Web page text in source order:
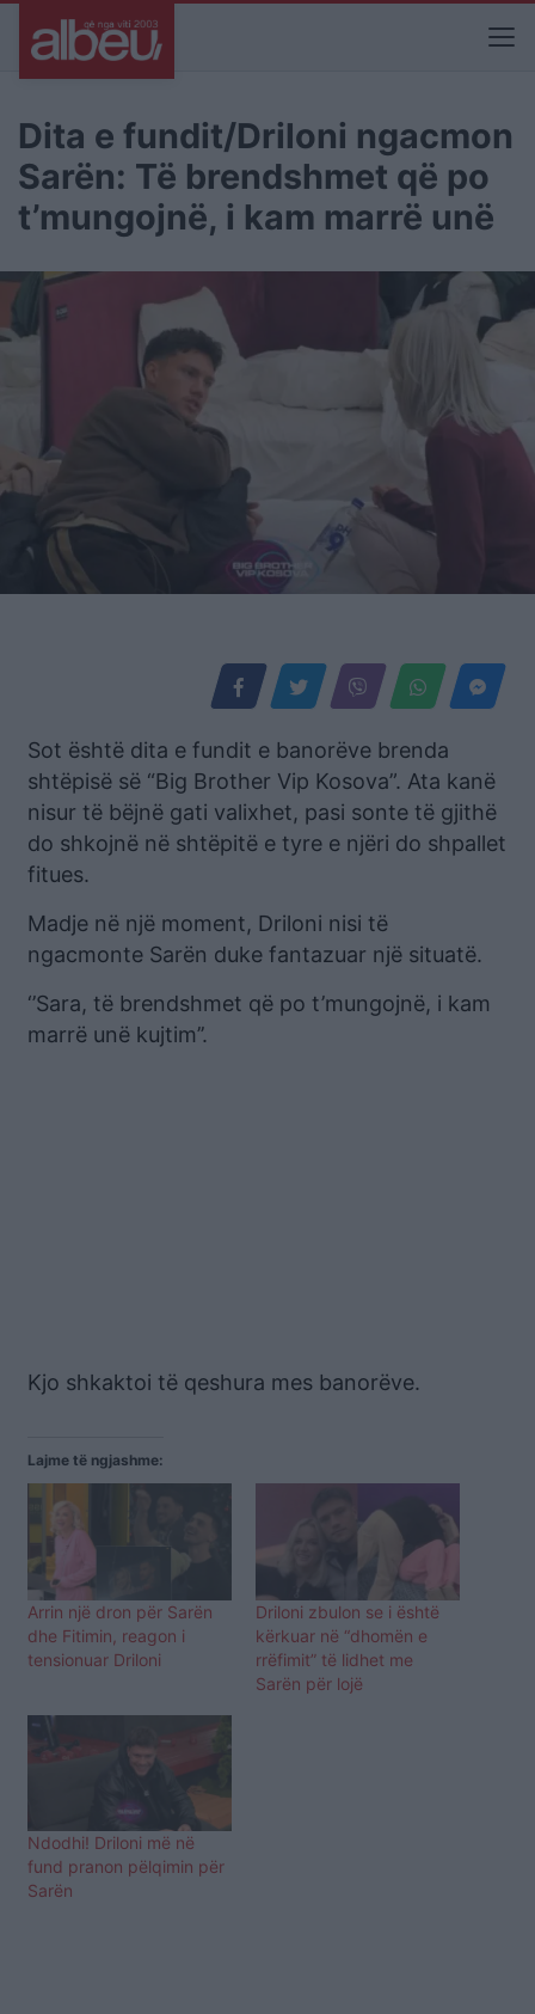
Dita e fundit/Driloni ngacmon
Sarën: Të brendshmet që po
t’mungojnë, i kam marrë unë
Sot është dita e fundit e banorëve brenda
shtëpisë së “Big Brother Vip Kosova”. Ata kanë
nisur të bëjnë gati valixhet, pasi sonte të gjithë
do shkojnë në shtëpitë e tyre e njëri do shpallet
fitues.
Madje në një moment, Driloni nisi të
ngacmonte Sarën duke fantazuar një situatë.
‘’Sara, të brendshmet që po t’mungojnë, i kam
marrë unë kujtim’’.
Kjo shkaktoi të qeshura mes banorëve.
Lajme të ngjashme:
Arrin një dron për Sarën
dhe Fitimin, reagon i
tensionuar Driloni
Driloni zbulon se i është
kërkuar në “dhomën e
rrëfimit” të lidhet me
Sarën për lojë
Ndodhi! Driloni më në
fund pranon pëlqimin për
Sarën